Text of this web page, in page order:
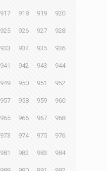
917 918 919 920
925 926 927 928
933 934 935 936
941 942 943 944
949 950 951 952
957 958 959 960
965 966 967 968
973 974 975 976
981 982 983 984